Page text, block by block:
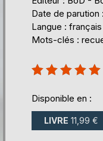
Date de parution
Langue : français
Mots-clés :
Évaluation:
Disponible en :
LIVRE 11,99 €